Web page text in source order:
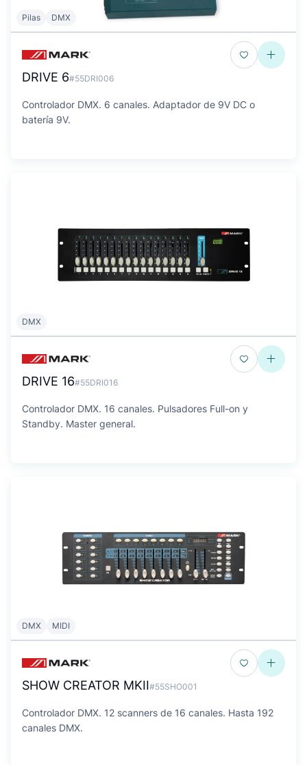
Pilas DMX
DRIVE 6#55DRI006
Controlador DMX. 6 canales. Adaptador de 9V DC o
batería 9V.
DMX
DRIVE 16#55DRI016
Controlador DMX. 16 canales. Pulsadores Full-on y
Standby. Master general.
DMX MIDI
SHOW CREATOR MKII#55SHO001
Controlador DMX. 12 scanners de 16 canales. Hasta 192
canales DMX.